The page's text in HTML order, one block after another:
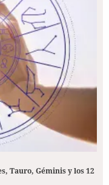
Tauro, Géminis y los 12